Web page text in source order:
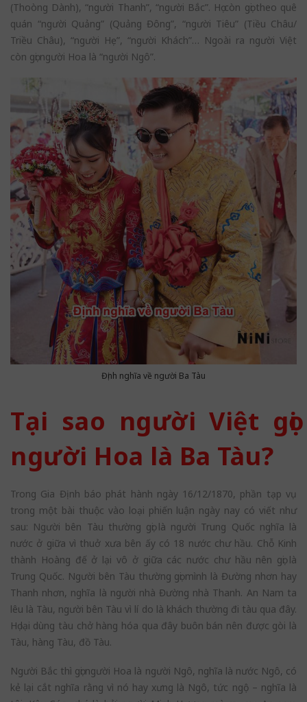
(Thoòng Dành), “người Thanh”, “người Bắc”. Họ còn gọi theo quê
quán “người Quảng” (Quảng Đông”, “người Tiêu” (Tiều Châu/
Triều Châu), “người Hẹ”, “người Khách”… Ngoài ra người Việt
còn gọi người Hoa là “người Ngô”.
Định nghĩa về người Ba Tàu
Tại sao người Việt gọi
người Hoa là Ba Tàu?
Trong Gia Định báo phát hành ngày 16/12/1870, phần tạp vụ
trong một bài thuộc vào loại phiến luận ngày nay có viết như
sau: Người bên Tàu thường gọi là người Trung Quốc nghĩa là
nước ở giữa vì thuở xưa bên ấy có 18 nước chư hầu. Chỗ Kinh
thành Hoàng đế ở lại vô ở giữa các nước chư hầu nên gọi là
Trung Quốc. Người bên Tàu thường gọi mình là Đường nhơn hay
Thanh nhơn, nghĩa là người nhà Đường nhà Thanh. An Nam ta
lêu là Tàu, người bên Tàu vì lí do là khách thường đi tàu qua đây.
Họ lại dùng tàu chở hàng hóa qua đây buôn bán nên được gòi là
Tàu, hàng Tàu, đồ Tàu.
Người Bắc thì gọi người Hoa là người Ngô, nghĩa là nước Ngô, có
kẻ lại cắt nghĩa rằng vì nó hay xưng là Ngô, tức ngộ – nghĩa là